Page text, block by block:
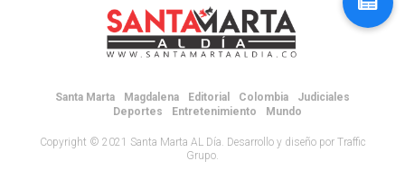
Santa Marta Magdalena Editorial Colombia
Judiciales
Deportes
Entretenimiento Mundo
Copyright © 2021 Santa Marta AL Día. Desarrollo y diseño por Traffic
Grupo.